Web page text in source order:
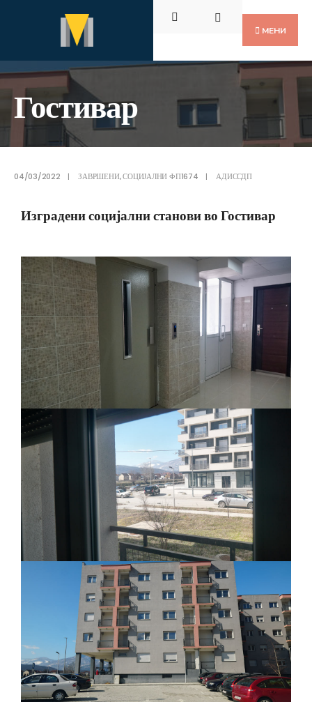
МЕНИ
Гостивар
04/03/2022 | ЗАВРШЕНИ,СОЦИЈАЛНИ ФП1674 | АДИССДП
Изградени социјални станови во Гостивар